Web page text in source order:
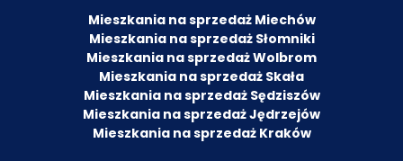
Mieszkania na sprzedaż Miechów
Mieszkania na sprzedaż Słomniki
Mieszkania na sprzedaż Wolbrom
Mieszkania na sprzedaż Skała
Mieszkania na sprzedaż Sędziszów
Mieszkania na sprzedaż Jędrzejów
Mieszkania na sprzedaż Kraków